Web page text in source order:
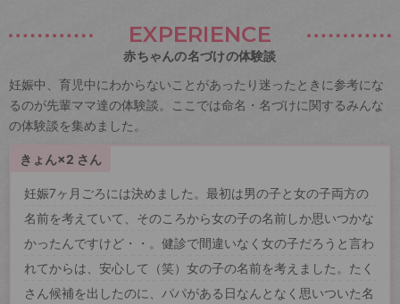
EXPERIENCE
赤ちゃんの名づけの体験談
妊娠中、育児中にわからないことがあったり迷ったときに参考にな
るのが先輩ママ達の体験談。ここでは命名・名づけに関するみんな
の体験談を集めました。
きょん×2 さん
妊娠7ヶ月ごろには決めました。最初は男の子と女の子両方の
名前を考えていて、そのころから女の子の名前しか思いつかな
かったんですけど・・。健診で間違いなく女の子だろうと言わ
れてからは、安心して（笑）女の子の名前を考えました。たく
さん候補を出したのに、パパがある日なんとなく思いついた名